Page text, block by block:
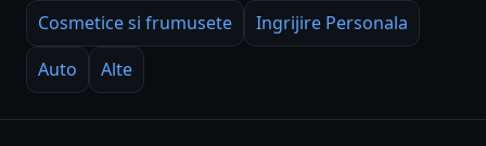
Cosmetice si frumusete
Ingrijire Personala
Auto
Alte